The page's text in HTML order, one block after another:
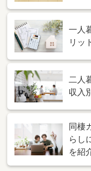
一人
リッ
二人
収入
同棲
らし
を紹